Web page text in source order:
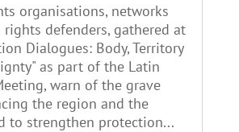
organisations, networks
defenders, gathered at
Dialogues: Body, Territory
as part of the Latin
warn of the grave
the region and the
to strengthen protection...